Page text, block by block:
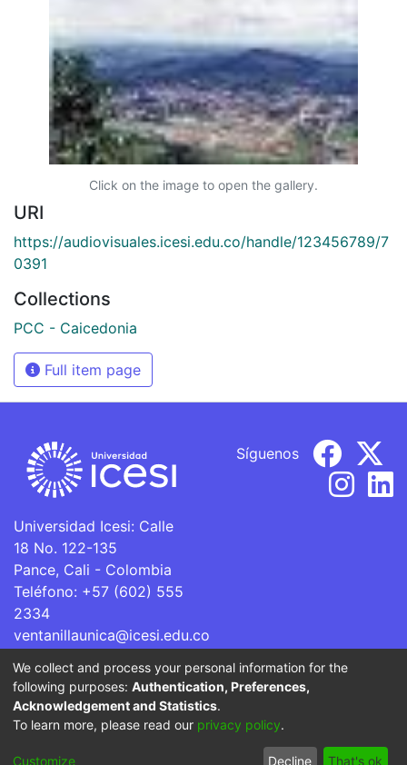
Click on the image to open the gallery.
URI
https://audiovisuales.icesi.edu.co/handle/123456789/7
0391
Collections
PCC - Caicedonia
Full item page
Universidad Icesi: Calle
18 No. 122-135
Pance, Cali - Colombia
Teléfono: +57 (602) 555
2334
ventanillaunica@icesi.edu.co
Síguenos
La Universidad Icesi es una Institución de Educación
Superior que se encuentra sujeta a inspección y vigilancia
por parte del Ministerio de Educación Nacional.
Cookie End User Send
We collect and process your personal information for the
following purposes: Authentication, Preferences,
Acknowledgement and Statistics.
To learn more, please read our privacy policy.
Customize Decline That's ok